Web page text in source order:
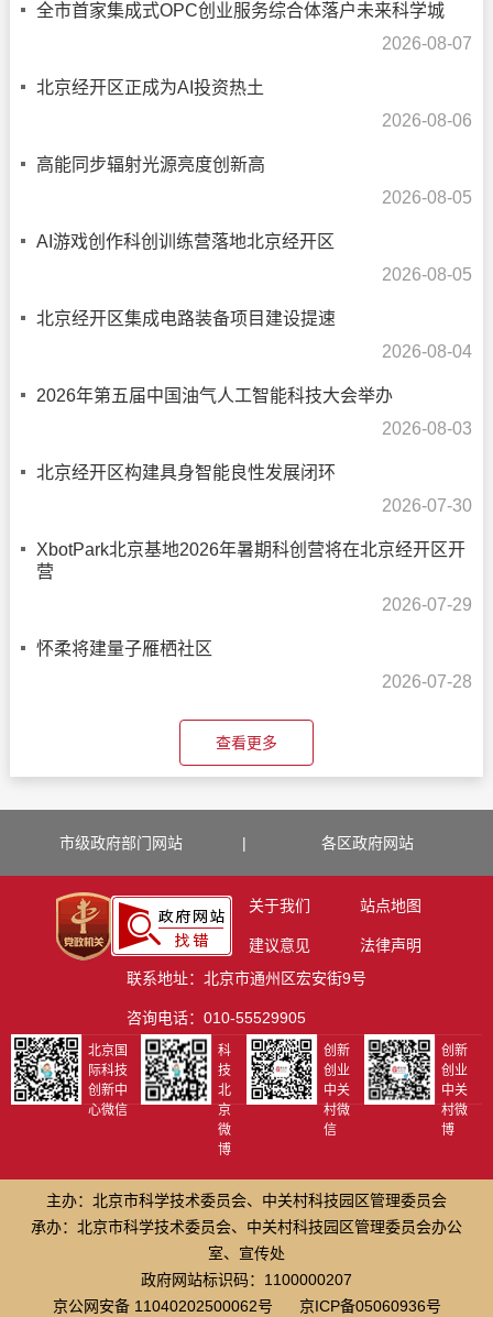
全市首家集成式OPC创业服务综合体落户未来科学城
2026-08-07
北京经开区正成为AI投资热土
2026-08-06
高能同步辐射光源亮度创新高
2026-08-05
AI游戏创作科创训练营落地北京经开区
2026-08-05
北京经开区集成电路装备项目建设提速
2026-08-04
2026年第五届中国油气人工智能科技大会举办
2026-08-03
北京经开区构建具身智能良性发展闭环
2026-07-30
XbotPark北京基地2026年暑期科创营将在北京经开区开
营
2026-07-29
怀柔将建量子雁栖社区
2026-07-28
查看更多
市级政府部门网站 | 各区政府网站
关于我们 站点地图
建议意见
法律声明
联系地址：北京市通州区宏安街9号
咨询电话：010-55529905
北京国
际科技
创新中
心微信
科
技
北
京
微
博
创新
创业
中关
村微
信
创新
创业
中关
村微
博
主办：北京市科学技术委员会、中关村科技园区管理委员会
承办：北京市科学技术委员会、中关村科技园区管理委员会办公
室、宣传处
政府网站标识码：1100000207
京公网安备 11040202500062号
京ICP备05060936号